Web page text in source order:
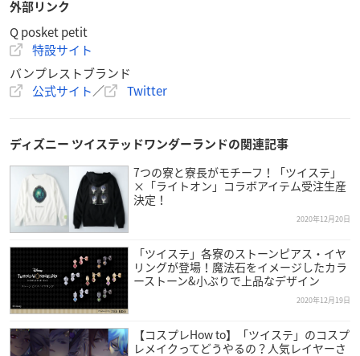
外部リンク
Q posket petit
特設サイト
バンプレストブランド
公式サイト／ Twitter
ディズニー ツイステッドワンダーランドの関連記事
7つの寮と寮長がモチーフ！「ツイステ」
×「ライトオン」コラボアイテム受注生産
決定！
2020年12月20日
「ツイステ」各寮のストーンピアス・イヤ
リングが登場！魔法石をイメージしたカラ
ーストーン&小ぶりで上品なデザイン
2020年12月19日
【コスプレHow to】「ツイステ」のコスプ
レメイクってどうやるの？人気レイヤーさ